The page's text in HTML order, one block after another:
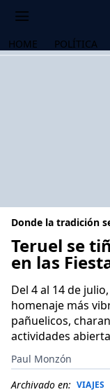
HOME POLÍTICA
Donde la tradición
Teruel se
en las
Del 4 al 14 de
homenaje más
pañuelicos,
actividades
Paul Monzón
Archivado en: VIAJES